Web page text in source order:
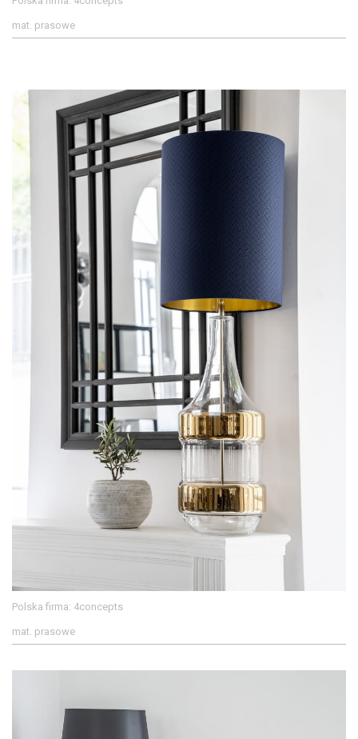
mat. prasowe
Polska firma: 4concepts
mat. prasowe